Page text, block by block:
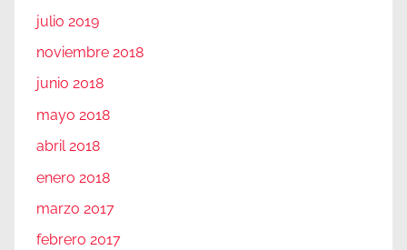
julio 2019
noviembre 2018
junio 2018
mayo 2018
abril 2018
enero 2018
marzo 2017
febrero 2017